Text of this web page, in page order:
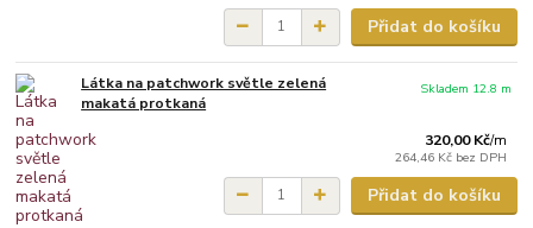
Přidat do košíku
Látka na patchwork světle zelená
makatá protkaná
320,00 Kč/m
264,46 Kč bez DPH
Skladem 12.8 m
Přidat do košíku